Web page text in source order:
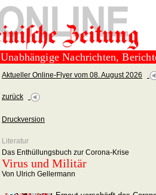
Unabhängige Nachrichten,
Aktueller Online-Flyer vom 08. August 2026
zurück
Druckversion
Literatur
Das Enthüllungsbuch zur Corona-Krise
Virus und Militär
Von Ulrich Gellermann